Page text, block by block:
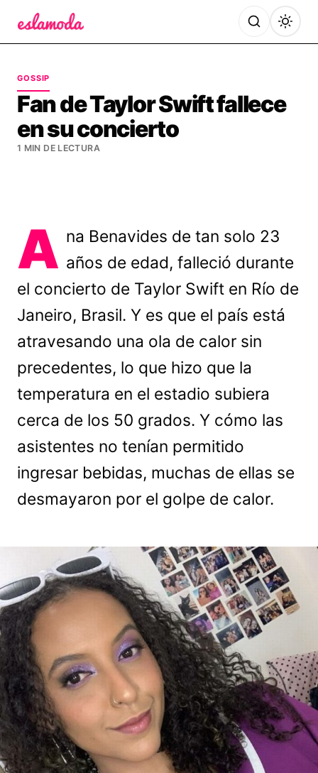
GOSSIP
Fan de Taylor Swift fallece
en su concierto
1 MIN DE LECTURA
A na Benavides de tan solo 23
años de edad, falleció durante
el concierto de Taylor Swift en Río de
Janeiro, Brasil. Y es que el país está
atravesando una ola de calor sin
precedentes, lo que hizo que la
temperatura en el estadio subiera
cerca de los 50 grados. Y cómo las
asistentes no tenían permitido
ingresar bebidas, muchas de ellas se
desmayaron por el golpe de calor.